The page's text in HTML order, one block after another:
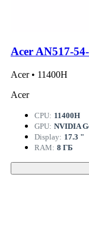
Acer AN517-
Acer • 11400H
Acer
CPU: 11400H
GPU: NVIDIA
Display: 17.3 "
RAM: 8 ГБ